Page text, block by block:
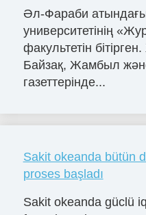
Әл-Фараби
университетінің
факультетін
Байзақ, Жамбыл
газеттерінде...
Sakit okeanda bütün
proses başladı
Sakit okeanda güclü